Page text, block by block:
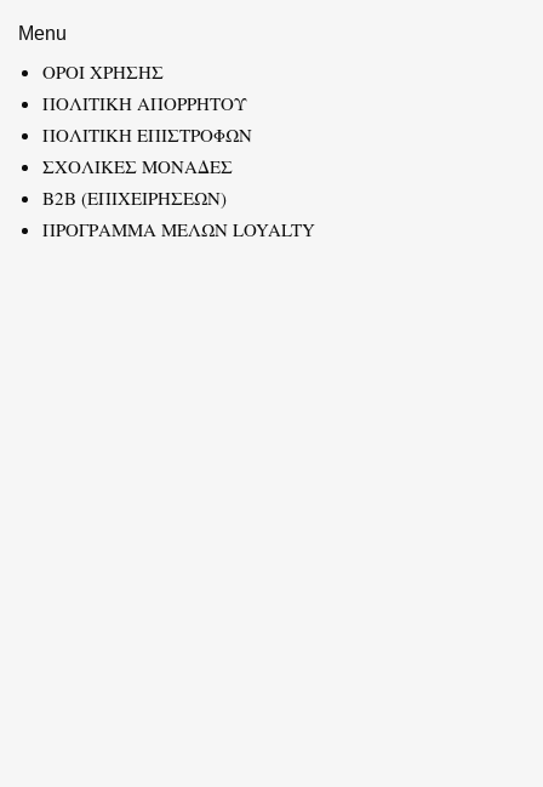
Menu
ΟΡΟΙ ΧΡΗΣΗΣ
ΠΟΛΙΤΙΚΗ ΑΠΟΡΡΗΤΟΥ
ΠΟΛΙΤΙΚΗ ΕΠΙΣΤΡΟΦΩΝ
ΣΧΟΛΙΚΕΣ ΜΟΝΑΔΕΣ
B2B (ΕΠΙΧΕΙΡΗΣΕΩΝ)
ΠΡΟΓΡΑΜΜΑ ΜΕΛΩΝ LOYALTY